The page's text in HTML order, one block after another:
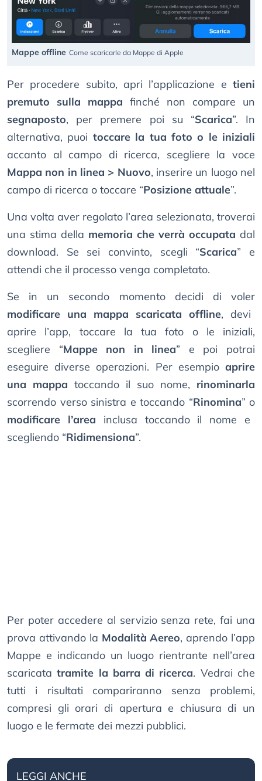
Mappe offline Come scaricarle da Mappe di Apple
Per procedere subito, apri l’applicazione e tieni
premuto sulla mappa finché non compare un
segnaposto, per premere poi su “Scarica”. In
alternativa, puoi toccare la tua foto o le iniziali
accanto al campo di ricerca, scegliere la voce
Mappa non in linea > Nuovo, inserire un luogo nel
campo di ricerca o toccare “Posizione attuale”.
Una volta aver regolato l’area selezionata, troverai
una stima della memoria che verrà occupata dal
download. Se sei convinto, scegli “Scarica” e
attendi che il processo venga completato.
Se in un secondo momento decidi di voler
modificare una mappa scaricata offline, devi
aprire l’app, toccare la tua foto o le iniziali,
scegliere “Mappe non in linea” e poi potrai
eseguire diverse operazioni. Per esempio aprire
una mappa toccando il suo nome, rinominarla
scorrendo verso sinistra e toccando “Rinomina” o
modificare l’area inclusa toccando il nome e
scegliendo “Ridimensiona”.
Per poter accedere al servizio senza rete, fai una
prova attivando la Modalità Aereo, aprendo l’app
Mappe e indicando un luogo rientrante nell’area
scaricatatramite la barra di ricerca. Vedrai che
tutti i risultati compariranno senza problemi,
compresi gli orari di apertura e chiusura di un
luogo e le fermate dei mezzi pubblici.
LEGGI ANCHE